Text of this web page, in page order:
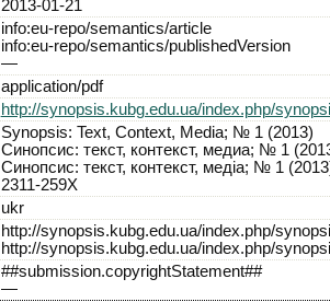
2013-01-21
info:eu-repo/semantics/article
info:eu-repo/semantics/publishedVersion
—
application/pdf
http://synopsis.kubg.edu.ua/index.php/
Synopsis: Text, Context, Media; № 1 (2013)
Синопсис: текст, контекст, медиа; № 1
Синопсис: текст, контекст, медіа; № 1
2311-259X
ukr
http://synopsis.kubg.edu.ua/index.php/
http://synopsis.kubg.edu.ua/index.php/
##submission.copyrightStatement##
—